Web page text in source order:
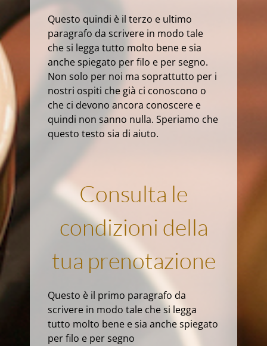
Questo quindi è il terzo e ultimo
paragrafo da scrivere in modo tale
che si legga tutto molto bene e sia
anche spiegato per filo e per segno.
Non solo per noi ma soprattutto per i
nostri ospiti che già ci conoscono o
che ci devono ancora conoscere e
quindi non sanno nulla. Speriamo che
questo testo sia di aiuto.
Consulta le
condizioni della
tua prenotazione
Questo è il primo paragrafo da
scrivere in modo tale che si legga
tutto molto bene e sia anche spiegato
per filo e per segno